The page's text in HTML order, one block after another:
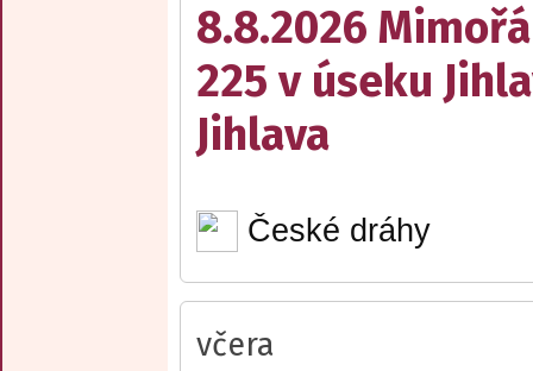
8.8.2026
225 v úseku
Jihlava
České dráhy
včera